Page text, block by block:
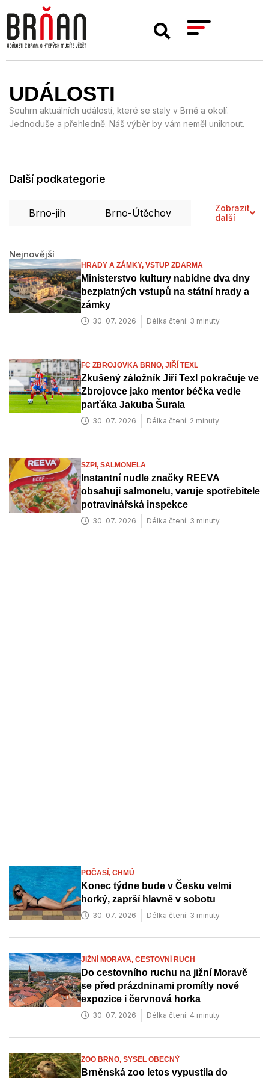
UDÁLOSTI
Souhrn aktuálních událostí, které se staly v Brně a okolí.
Jednoduše a přehledně. Náš výběr by vám neměl uniknout.
Další podkategorie
Brno-jih Brno-Útěchov
Brno-Vinohrady
Brno-Kníničky
Brno-Žabovřesky
Brno-Žebětín
Brno-Komín
Brno-Židenice
Brno-Královo Pole
Brno-Líšeň
Brno-Maloměřice a Obřany
Brno-střed
Brno-Medlánky
Brno-Tuřany
Zobrazit
další
Nejnovější
HRADY A ZÁMKY, VSTUP ZDARMA
Ministerstvo kultury nabídne dva dny
bezplatných vstupů na státní hrady a
zámky
30. 07. 2026 Délka čtení: 3 minuty
FC ZBROJOVKA BRNO, JIŘÍ TEXL
Zkušený záložník Jiří Texl pokračuje ve
Zbrojovce jako mentor béčka vedle
parťáka Jakuba Šurala
30. 07. 2026 Délka čtení: 2 minuty
SZPI, SALMONELA
Instantní nudle značky REEVA
obsahují salmonelu, varuje spotřebitele
potravinářská inspekce
30. 07. 2026 Délka čtení: 3 minuty
POČASÍ, CHMÚ
Konec týdne bude v Česku velmi
horký, zaprší hlavně v sobotu
30. 07. 2026 Délka čtení: 3 minuty
JIŽNÍ MORAVA, CESTOVNÍ RUCH
Do cestovního ruchu na jižní Moravě
se před prázdninami promítly nové
expozice i červnová horka
30. 07. 2026 Délka čtení: 4 minuty
ZOO BRNO, SYSEL OBECNÝ
Brněnská zoo letos vypustila do